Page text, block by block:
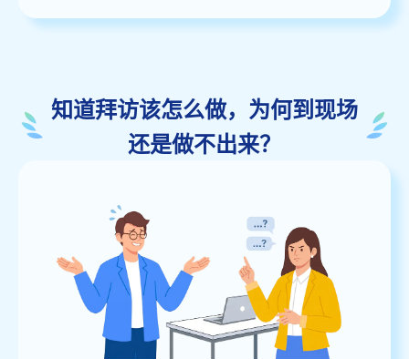
知道拜访该怎么做，为何到现场
还是做不出来？